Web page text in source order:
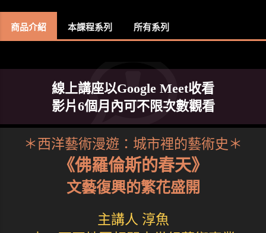
商品介紹 本課程系列 所有系列
線上講座以Google Meet收看
影片6個月內可不限次數觀看
＊西洋藝術漫遊：城市裡的藝術史＊
《佛羅倫斯的春天》
文藝復興的繁花盛開
主講人 淳魚